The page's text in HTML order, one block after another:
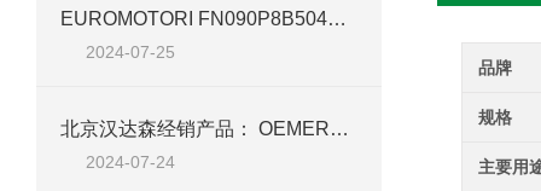
AC-MOTOREN电机FCPA 71B-2参数
EUROMOTORI FN090P8B504AVFZ 电机——北京汉达森高效动力新篇章
2024-07-25
北京汉达森经销产品： OEMER电机 QCAVM 90L 详细介绍
2024-07-24
品牌
规格
主要用